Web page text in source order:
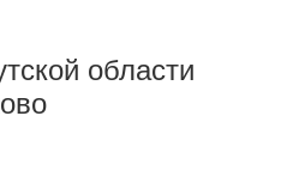
области